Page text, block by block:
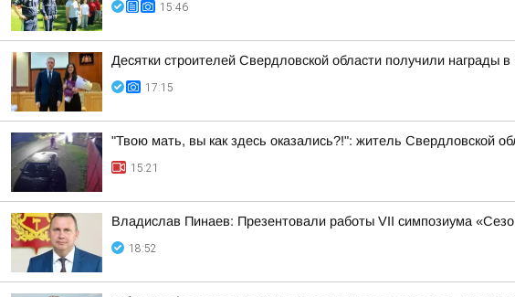
15:46
Десятки строителей Свердловской области получили награды
17:15
"Твою мать, вы как здесь оказались?!": житель Свердловской
15:21
Владислав Пинаев: Презентовали работы VII симпозиума
18:52